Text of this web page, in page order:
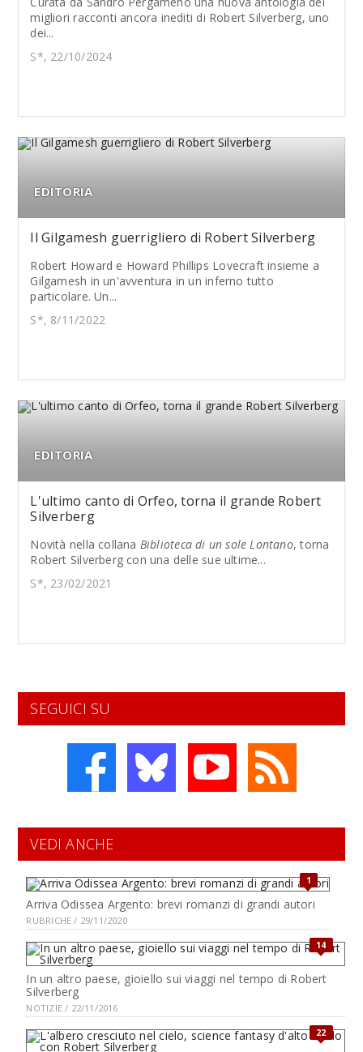
migliori racconti ancora inediti di Robert Silverberg, uno
dei...
S*, 22/10/2024
EDITORIA
Il Gilgamesh guerrigliero di Robert Silverberg
Robert Howard e Howard Phillips Lovecraft insieme a
Gilgamesh in un'avventura in un inferno tutto
particolare. Un...
S*, 8/11/2022
EDITORIA
L'ultimo canto di Orfeo, torna il grande Robert
Silverberg
Novità nella collana Biblioteca di un sole Lontano, torna
Robert Silverberg con una delle sue ultime...
S*, 23/02/2021
SEGUICI SU
VEDI ANCHE
1
Arriva Odissea Argento: brevi romanzi di grandi autori
RUBRICHE / 29/11/2020
14
In un altro paese, gioiello sui viaggi nel tempo di Robert
Silverberg
NOTIZIE / 22/11/2016
22